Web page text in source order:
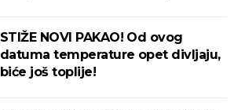
STIŽE NOVI PAKAO! Od ovog
datuma temperature opet divljaju,
biće još toplije!